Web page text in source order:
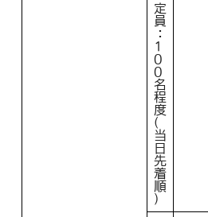
定
員
：
1
0
0
名
程
度
(
当
日
先
着
順
)